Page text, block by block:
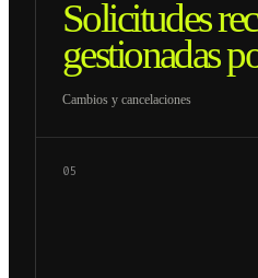
Solicitudes
gestionadas
Cambios y cancelaciones
05